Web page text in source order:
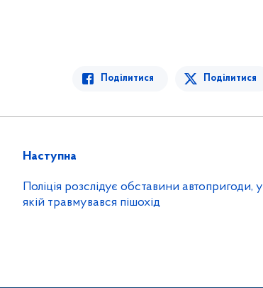
Поділитися Поділитися
Наступна
Поліція розслідує обставини автопригоди, у
якій травмувався пішохід